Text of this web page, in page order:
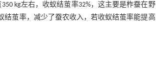
kg左右，收蚁结茧率32%，这主要是柞蚕在野
茧率，减少了蚕农收入，若收蚁结茧率能提高